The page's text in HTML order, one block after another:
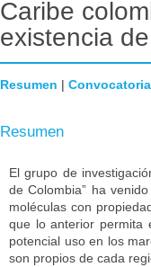
Caribe
existencia
Resumen | Convocatoria
Resumen
El grupo de
de Colombia” ha
moléculas con
que lo anterior permita
potencial uso en los
son propios de cada